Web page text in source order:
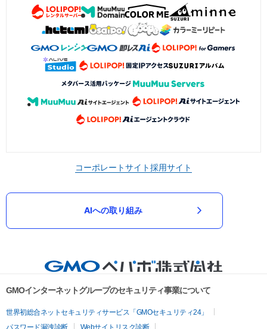
コーポレートサイト採用サイト
AIへの取り組み
GMOインターネットグループのセキュリティ事業について
世界初総合ネットセキュリティサービス「GMOセキュリティ24」
パスワード漏洩診断
Webサイトリスク診断